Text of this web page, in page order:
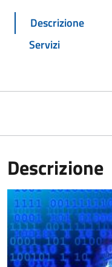
Descrizione
Servizi
Descrizione